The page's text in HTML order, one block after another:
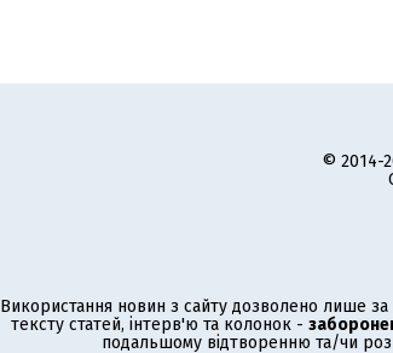
© 2014-
Використання новин з сайту дозволено лише
тексту статей, інтерв'ю та колонок -
подальшому відтворенню та/чи